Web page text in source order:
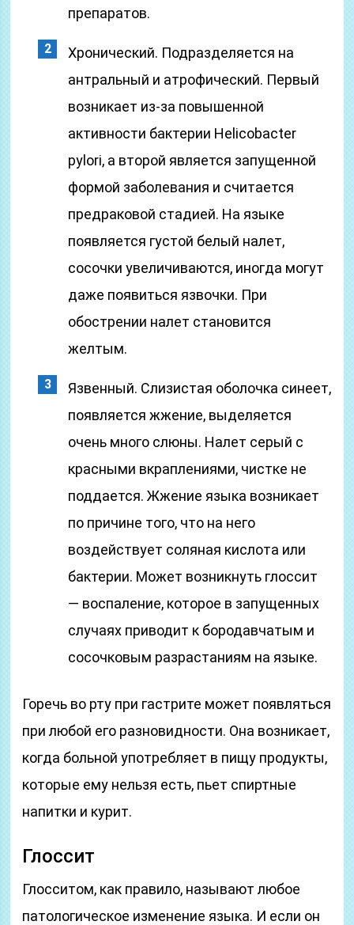
препаратов.
Хронический. Подразделяется на
антральный и атрофический. Первый
возникает из-за повышенной
активности бактерии Helicobacter
pylori, а второй является запущенной
формой заболевания и считается
предраковой стадией. На языке
появляется густой белый налет,
сосочки увеличиваются, иногда могут
даже появиться язвочки. При
обострении налет становится
желтым.
Язвенный. Слизистая оболочка синеет,
появляется жжение, выделяется
очень много слюны. Налет серый с
красными вкраплениями, чистке не
поддается. Жжение языка возникает
по причине того, что на него
воздействует соляная кислота или
бактерии. Может возникнуть глоссит
— воспаление, которое в запущенных
случаях приводит к бородавчатым и
сосочковым разрастаниям на языке.
Горечь во рту при гастрите может появляться
при любой его разновидности. Она возникает,
когда больной употребляет в пищу продукты,
которые ему нельзя есть, пьет спиртные
напитки и курит.
Глоссит
Глосситом, как правило, называют любое
патологическое изменение языка. И если он